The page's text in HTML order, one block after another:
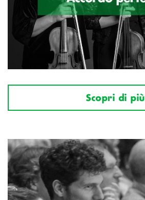
Scopri di più